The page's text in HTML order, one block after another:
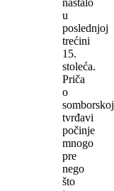
nastalo
u
poslednjoj
trećini
15.
stoleća.
Priča
o
somborskoj
tvrđavi
počinje
mnogo
pre
nego
što